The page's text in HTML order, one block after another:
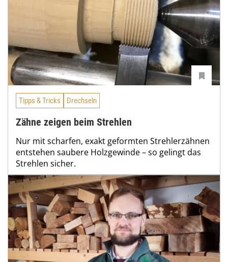
Tipps & Tricks Drechseln
Zähne zeigen beim Strehlen
Nur mit scharfen, exakt geformten Strehlerzähnen
entstehen saubere Holzgewinde – so gelingt das
Strehlen sicher.